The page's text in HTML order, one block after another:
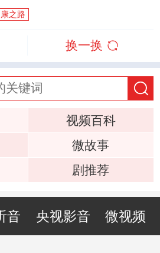
之路
换一换
视频百科
微故事
剧推荐
音 央视影音 微视频